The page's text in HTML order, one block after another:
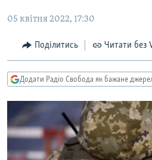
до
навігації
Перейти
до
ПОЛІТИКА
ЕКОНОМІКА
КУЛЬТУРА
СПОРТ
УКРАЇНА
СВІТ
ВІЙНА
РОСІЙСЬКА «ФІЛЬТРАЦІЯ»
КРИМ.РЕАЛІЇ
ТИ ЯК?
СХЕМИ
КИТАЙ.ВИКЛИКИ
05 квітня 2022, 17:30
Поділитись Читати без
Додати Радіо Свобода як бажане